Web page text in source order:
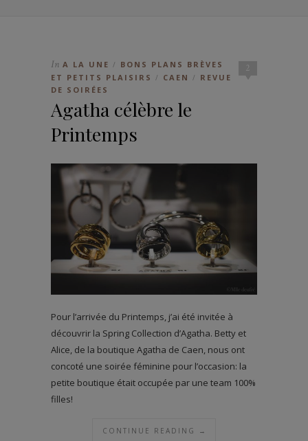
2
In A LA UNE /
BONS PLANS BRÈVES
ET PETITS PLAISIRS / CAEN /
REVUE
DE SOIRÉES
Agatha célèbre le
Printemps
Pour l’arrivée du Printemps, j’ai été invitée à
découvrir la Spring Collection d’Agatha. Betty et
Alice, de la boutique Agatha de Caen, nous ont
concoté une soirée féminine pour l’occasion: la
petite boutique était occupée par une team 100%
filles!
CONTINUE READING →